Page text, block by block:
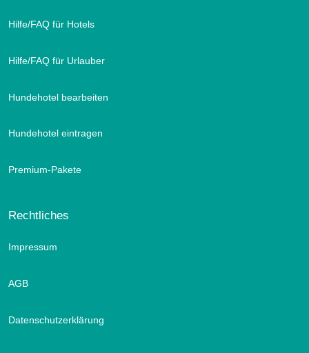
Hilfe/FAQ für Hotels
Hilfe/FAQ für Urlauber
Hundehotel bearbeiten
Hundehotel eintragen
Premium-Pakete
Rechtliches
Impressum
AGB
Datenschutzerklärung